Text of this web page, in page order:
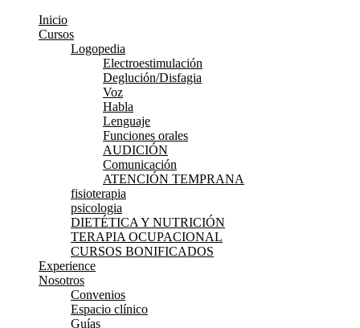
Inicio
Cursos
Logopedia
Electroestimulación
Deglución/Disfagia
Voz
Habla
Lenguaje
Funciones orales
AUDICIÓN
Comunicación
ATENCIÓN TEMPRANA
fisioterapia
psicologia
DIETÉTICA Y NUTRICIÓN
TERAPIA OCUPACIONAL
CURSOS BONIFICADOS
Experience
Nosotros
Convenios
Espacio clínico
Guías